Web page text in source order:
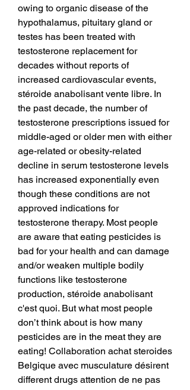
owing to organic disease of the
hypothalamus, pituitary gland or
testes has been treated with
testosterone replacement for
decades without reports of
increased cardiovascular events,
stéroide anabolisant vente libre. In
the past decade, the number of
testosterone prescriptions issued for
middle-aged or older men with either
age-related or obesity-related
decline in serum testosterone levels
has increased exponentially even
though these conditions are not
approved indications for
testosterone therapy. Most people
are aware that eating pesticides is
bad for your health and can damage
and/or weaken multiple bodily
functions like testosterone
production, stéroide anabolisant
c'est quoi. But what most people
don’t think about is how many
pesticides are in the meat they are
eating! Collaboration achat steroides
Belgique avec musculature désirent
different drugs attention de ne pas